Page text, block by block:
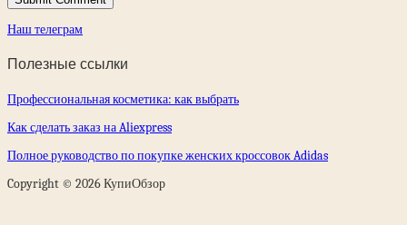
Наш телеграм
Полезные ссылки
Профессиональная косметика: как выбрать
Как сделать заказ на Aliexpress
Полное руководство по покупке женских кроссовок Adidas
Copyright © 2026 КупиОбзор